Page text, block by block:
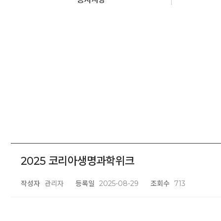
2025 코리아생명과학위크
작성자 관리자 등록일 2025-08-29 조회수 713